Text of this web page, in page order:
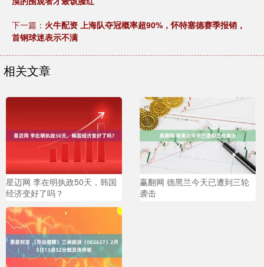
下一篇： 火牛配资 上海队夺冠概率超90%，怀特塞德赛季报销，
首钢球迷表示不满
相关文章
星迈网 李在明执政50天，韩国
经济变好了吗？
赢翻网 德黑兰今天已遭到三轮
袭击